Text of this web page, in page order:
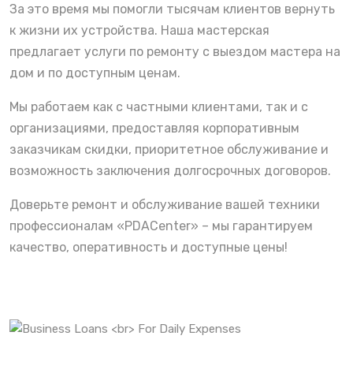
За это время мы помогли тысячам клиентов вернуть
к жизни их устройства. Наша мастерская
предлагает услуги по ремонту с выездом мастера на
дом и по доступным ценам.
Мы работаем как с частными клиентами, так и с
организациями, предоставляя корпоративным
заказчикам скидки, приоритетное обслуживание и
возможность заключения долгосрочных договоров.
Доверьте ремонт и обслуживание вашей техники
профессионалам «PDACenter» – мы гарантируем
качество, оперативность и доступные цены!